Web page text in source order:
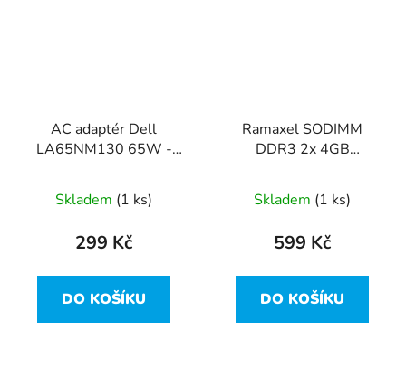
AC adaptér Dell
LA65NM130 65W -
Skladem (1 ks)
299 Kč
DO KOŠÍKU
Ramaxel SODIMM
DDR3 2x 4GB
RMT3170ME68F9F-
1600 - 8GB !
Skladem (1 ks)
599 Kč
DO KOŠÍKU